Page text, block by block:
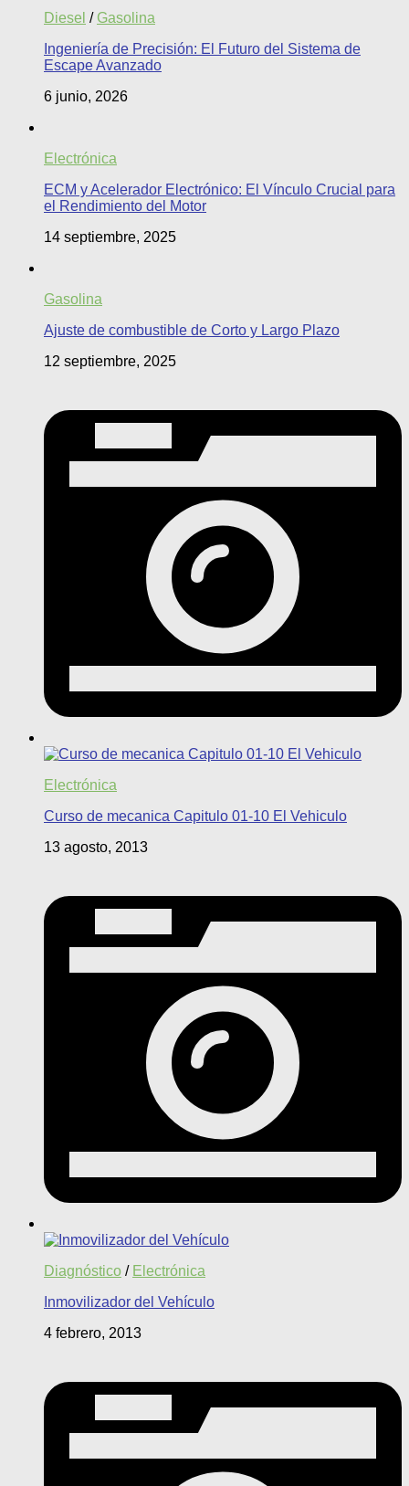
Diesel / Gasolina
Ingeniería de Precisión: El Futuro del Sistema de
Escape Avanzado
6 junio, 2026
Electrónica
ECM y Acelerador Electrónico: El Vínculo Crucial para
el Rendimiento del Motor
14 septiembre, 2025
Gasolina
Ajuste de combustible de Corto y Largo Plazo
12 septiembre, 2025
Electrónica
Curso de mecanica Capitulo 01-10 El Vehiculo
13 agosto, 2013
Diagnóstico / Electrónica
Inmovilizador del Vehículo
4 febrero, 2013